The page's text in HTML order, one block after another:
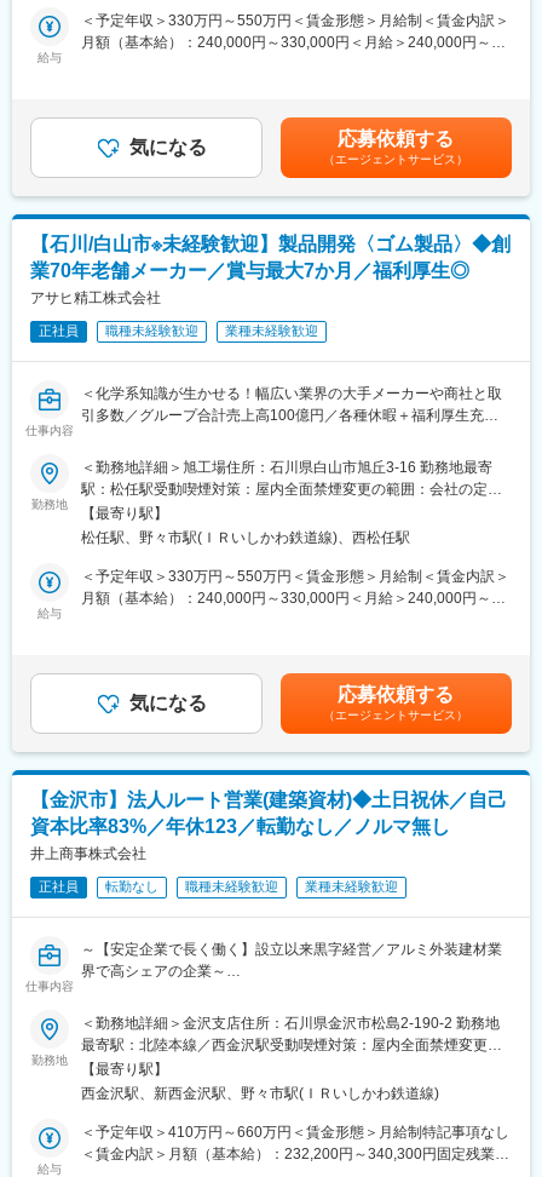
応しており、「長期間」「体にあった商品」を「愛着を持って」
ご使用いただけることも、お客様から支持をいただいている理由
就業後1年間は契約社員の雇用になりますが、あくまで就業者側も
しっかりと会社を見ていただきたいという意図です。
正社員登用を前提としているため、基本的にはみなさん正社員化
されます。
■定年60歳ですが、再雇用制度（契約社員での更新）となりま
す。70代の方も活躍しており、評価次第では給与UPも目指せま
す。長期的に働ける環境です。
変更の範囲：会社の定める業務
・多品種・小ロット・短納期の製品提供における品質マネジメン
ト
・国内工場での開発後、海外工場への量産体制の引き継ぎ
分析作業の取りまとめ、クレーム対応、工程管理、ISO関連業務を
お任せします。試作品の分析に関しては、気泡や膨らみ・凹みな
どの問題点が見つかれば開発部隊にフィードバックをし、原因究
■教育体制：
OJTを通して業務に必要な知識や技術を丁寧に教育します。定期
的な研修や勉強会を通じて、最新の技術や業界動向について学ぶ
■キャリアパス
す。品質管理業務の経験を積み重ねることで将来的には品質管理
課のリーダーやマネージャーへの昇進も可能です。また、製品開
■本ポジションの魅力・やりがい
品質管理業務は、クライアントとの信頼関係を築く重要な役割を
担っています。多種多様な製品に携わるため常に新しい挑戦があ
製品が市場に出る喜びを実感することができます。
また、国内外に製造拠点を持ち積極的な海外展開を行っています
長さ1～2mにおよぶ大型機械用ローラーや、製紙用ローラーのア
ルミ等、各種大型金属ローラーの製造をはじめ、樹脂・ゴム・
PFAローラーの製造も行っています。金属加工／ゴム・カッティ
ング／ゴム、スポンジのシャフト圧入／ゴム、スポンジ、ウレタ
ン等の研磨／PFAチューブローラー・一体成型ライン等を取り扱
っています。
■働く環境：
社員一人ひとりの意見を尊重し、風通しの良い職場環境を提供し
ています。
給与
＜予定年収＞330万円～550万円＜賃金形態＞月給制＜賃金内訳＞
月額（基本給）：240,000円～330,000円＜月給＞240,000円～
額)は固定手当を含めた表記です。
気になる 応募依頼する
（エージェントサービス）
【石川/白山市※未経験歓迎】製品開発〈ゴム製品〉◆創
業70年老舗メーカー／賞与最大7か月／福利厚生◎
アサヒ精工株式会社
正社員 職種未経験歓迎 業種未経験歓迎
仕事内容
＜化学系知識が生かせる！幅広い業界の大手メーカーや商社と取
引多数／グループ合計売上高100億円／各種休暇＋福利厚生充実
■職務概要：
工業用ゴム製品、OA機器用ゴムロール等を製造する当社にて、
OA機器用ゴムロール等の自社製品の開発業務をお任せします。ク
ライアントの求める製品開発を都度行うため、どのように要望に
応えていけるのかを検討していただきます。
■職務詳細：
・製品の品質確認および改善提案
・国内工場での開発後、海外工場への量産体制の引き継ぎ
・各種大型金属ローラーや樹脂・ゴム・PFAローラーの製造ライ
OJTを通して業務に必要な知識や技術を丁寧に教育します。定期
的な研修や勉強会を通じて、最新の技術や業界動向について学ぶ
機会も提ございます。
■キャリアパス：
製品開発部門での経験を積むことで、将来的にはプロジェクトリ
す。また、品質管理や工場長など多岐にわたる業務をお任せしま
す。
■本ポジションの魅力・やりがい：
当社はクライアントのニーズに合った多品種・小ロット・短納期
のオーダーメイド型の製品を提供しています。多品種・広範囲に
わたる業務が求められるやりがいがあります。自分のアイデアや
できます。また、国内外の製造拠点での業務を通じて、国際的な
視野を広げることも可能です。
勤務地
＜勤務地詳細＞旭工場住所：石川県白山市旭丘3-16 勤務地最寄
駅：松任駅受動喫煙対策：屋内全面禁煙変更の範囲：会社の定め
る事業所
【最寄り駅】
松任駅、野々市駅(ＩＲいしかわ鉄道線)、西松任駅
給与
＜予定年収＞330万円～550万円＜賃金形態＞月給制＜賃金内訳＞
月額（基本給）：240,000円～330,000円＜月給＞240,000円～
(月額)は固定手当を含めた表記です。
気になる 応募依頼する
（エージェントサービス）
【金沢市】法人ルート営業(建築資材)◆土日祝休／自己
資本比率83%／年休123／転勤なし／ノルマ無し
井上商事株式会社
正社員 転勤なし 職種未経験歓迎 業種未経験歓迎
仕事内容
～【安定企業で長く働く】設立以来黒字経営／アルミ外装建材業
界で高シェアの企業～
◎年間休日123日・土日祝休み・残業15Hで働き方も整えられま
す！
■企業について
日本で初めてアルミ製雨どいを開発し、オリジナルブランド「シ
ルバーライン」を展開する総合メーカー
└製造から施工・販売までの一貫体制を強みとし、雨どいや手す
りなどで高い国内シェアを誇ります！
勤務地
＜勤務地詳細＞金沢支店住所：石川県金沢市松島2-190-2 勤務地
最寄駅：北陸本線／西金沢駅受動喫煙対策：屋内全面禁煙変更の
範囲：会社の定める事業所
【最寄り駅】
西金沢駅、新西金沢駅、野々市駅(ＩＲいしかわ鉄道線)
給与
＜予定年収＞410万円～660万円＜賃金形態＞月給制特記事項なし
＜賃金内訳＞月額（基本給）：232,200円～340,300円固定残業手